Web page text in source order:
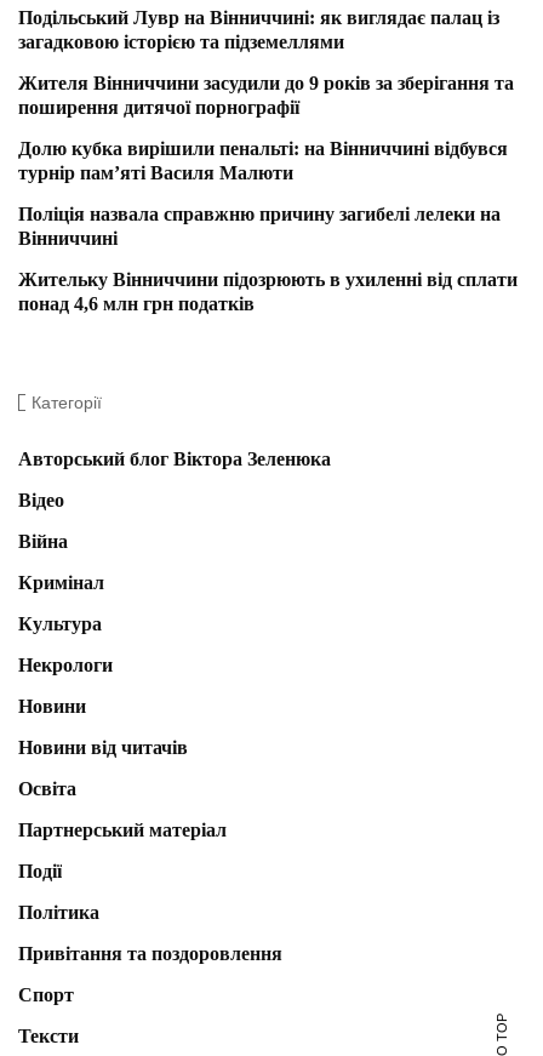
Подільський Лувр на Вінниччині: як виглядає палац із
загадковою історією та підземеллями
Жителя Вінниччини засудили до 9 років за зберігання та
поширення дитячої порнографії
Долю кубка вирішили пенальті: на Вінниччині відбувся
турнір пам’яті Василя Малюти
Поліція назвала справжню причину загибелі лелеки на
Вінниччині
Жительку Вінниччини підозрюють в ухиленні від сплати
понад 4,6 млн грн податків
Категорії
Авторський блог Віктора Зеленюка
Відео
Війна
Кримінал
Культура
Некрологи
Новини
Новини від читачів
Освіта
Партнерський матеріал
Події
Політика
Привітання та поздоровлення
Спорт
Тексти